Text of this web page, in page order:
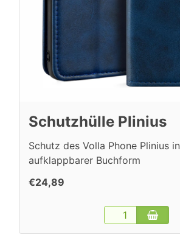
Schutzhülle Plinius
Schutz des Volla Phone Plinius in
aufklappbarer Buchform
€24,89